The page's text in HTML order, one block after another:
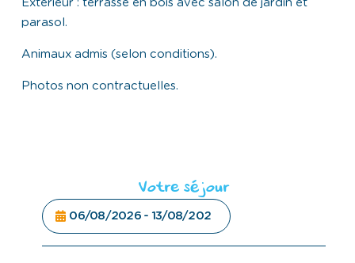
Extérieur : terrasse en bois avec salon de jardin et
parasol.
Animaux admis (selon conditions).
Photos non contractuelles.
Votre séjour